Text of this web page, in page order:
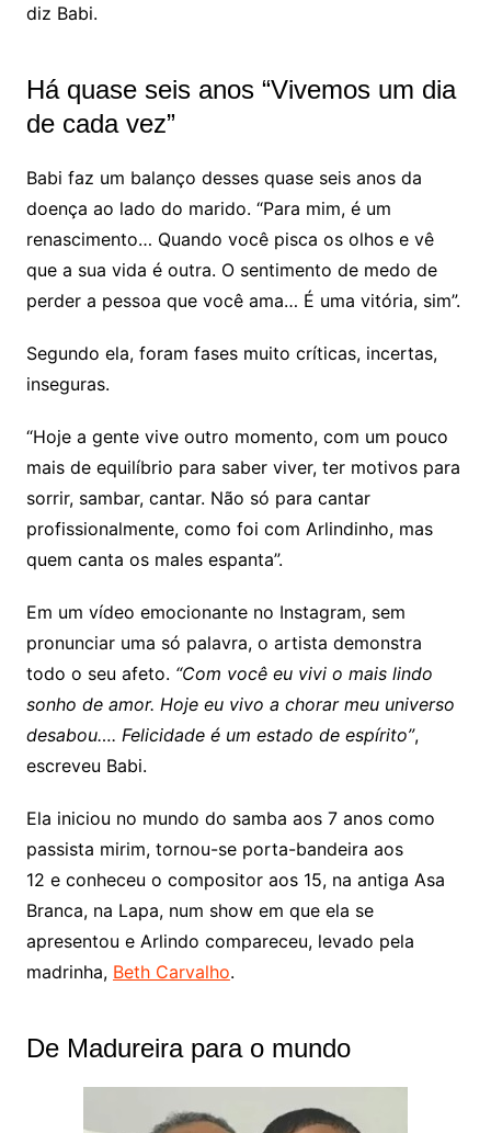
diz Babi.
Há quase seis anos “Vivemos um dia
de cada vez”
Babi faz um balanço desses quase seis anos da
doença ao lado do marido. “Para mim, é um
renascimento… Quando você pisca os olhos e vê
que a sua vida é outra. O sentimento de medo de
perder a pessoa que você ama… É uma vitória, sim”.
Segundo ela, foram fases muito críticas, incertas,
inseguras.
“Hoje a gente vive outro momento, com um pouco
mais de equilíbrio para saber viver, ter motivos para
sorrir, sambar, cantar. Não só para cantar
profissionalmente, como foi com Arlindinho, mas
quem canta os males espanta”.
Em um vídeo emocionante no Instagram, sem
pronunciar uma só palavra, o artista demonstra
todo o seu afeto. “Com você eu vivi o mais lindo
sonho de amor. Hoje eu vivo a chorar meu universo
desabou…. Felicidade é um estado de espírito”,
escreveu Babi.
Ela iniciou no mundo do samba aos 7 anos como
passista mirim, tornou-se porta-bandeira aos
12 e conheceu o compositor aos 15, na antiga Asa
Branca, na Lapa, num show em que ela se
apresentou e Arlindo compareceu, levado pela
madrinha, Beth Carvalho.
De Madureira para o mundo